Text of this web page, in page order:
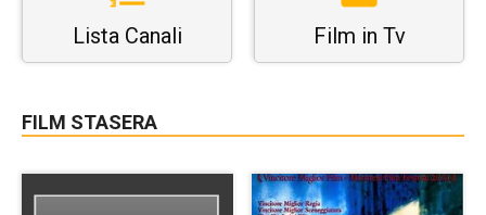
Lista Canali Film in Tv
FILM STASERA